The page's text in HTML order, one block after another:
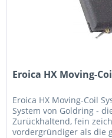
Eroica HX Moving-
Eroica HX Moving-Coil
System von Goldring -
Zurückhaltend, fein
vordergründiger als die